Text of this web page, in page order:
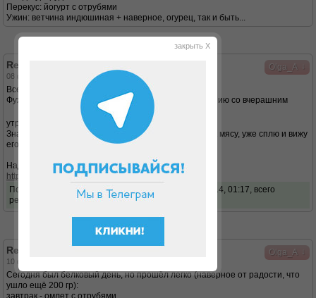
Перекус: йогурт с отрубями
Ужин: ветчина индюшиная + наверное, огурец, так и быть...
Olga_A
Re: И я с вами!
08 фев 2014, 14:20
Всем доброго дня!
Фух... можно выдыхать - снижение 300 гр по сравнению со вчерашним
утром
Значит, сегодня делаю-таки себе овощной салатик к мясу, уже сплю и вижу
его ))
Надо бы попробовать испечь хлеб:
http://dukandiet.ru/xleb-nastoyashhij-bez-dopov/
Последний раз редактировалось Olga_A
01 апр 2014, 01:17, всего
редактировалось 1 раз.
Olga_A
Re: И я с вами!
10 фев 2014, 00:47
Сегодня был белковый день, но прошёл легко (наверное от радости, что
ушло ещё 200 гр):
завтрак - омлет с отрубями,
закрыть X